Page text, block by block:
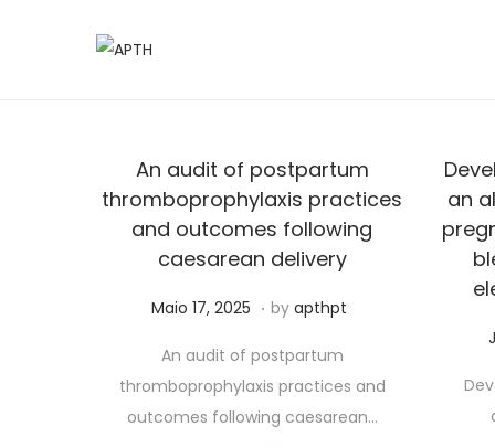
An audit of postpartum
thromboprophylaxis practices
and outcomes following
caesarean delivery
Posted on
Maio 17, 2025 A
o
s
t
. by apthpt
An audit of postpartum
thromboprophylaxis practices and
outcomes following caesarean…
an